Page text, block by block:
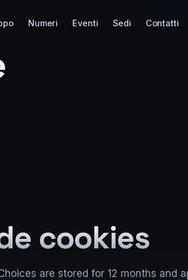
Numeri Eventi Sedi Contatti
cookies
are stored for 12 months and